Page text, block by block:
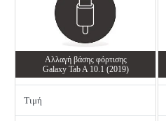
Αλλαγή βάσης φόρτισης
Galaxy Tab A 10.1 (2019)
Τιμή